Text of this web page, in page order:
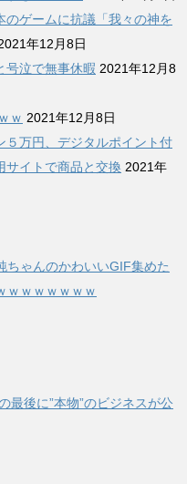
ゲームに抗議「我々の神を
年12月8日
号泣で無事休暇 2021年12月8
ｗ 2021年12月8日
５万円、デジタルポイント付
イトで商品と交換 2021年
ちゃんのかわいいGIF集めた
ｗｗｗｗｗｗｗ
最後に”本物”のビジネスが公